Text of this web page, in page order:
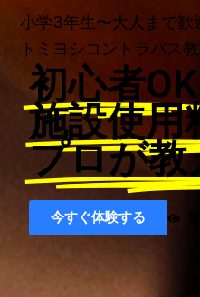
小学3年生〜大人まで歓
トミヨシコントラバス
初心者OK
施設使用
プロが教
今すぐ体験する